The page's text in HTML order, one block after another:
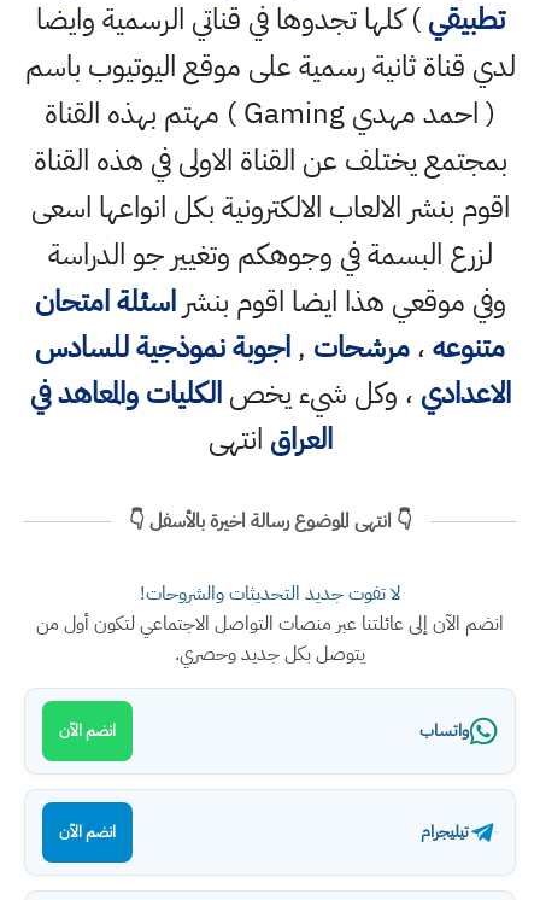
تطبيقي) كلها تجدوها في قناتي الرسمية وايضا
لدي قناة ثانية رسمية على موقع اليوتيوب باسم
( احمد مهدي Gaming ) مهتم بهذه القناة
بمجتمع يختلف عن القناة الاولى في هذه القناة
اقوم بنشر الالعاب الالكترونية بكل انواعها اسعى
لزرع البسمة في وجوهكم وتغيير جو الدراسة
وفي موقعي هذا ايضا اقوم بنشراسئلة امتحان
متنوعه،مرشحات ,اجوبة نموذجية للسادس
الاعدادي ، وكل شيء يخصالكليات والمعاهد في
العراق انتهى
👇 انتهى الموضوع رسالة اخيرة بالأسفل 👇
لا تفوت جديد التحديثات والشروحات!
انضم الآن إلى عائلتنا عبر منصات التواصل الاجتماعي لتكون أول من
يتوصل بكل جديد وحصري.
واتساب انضم الآن
تيليجرام انضم الآن